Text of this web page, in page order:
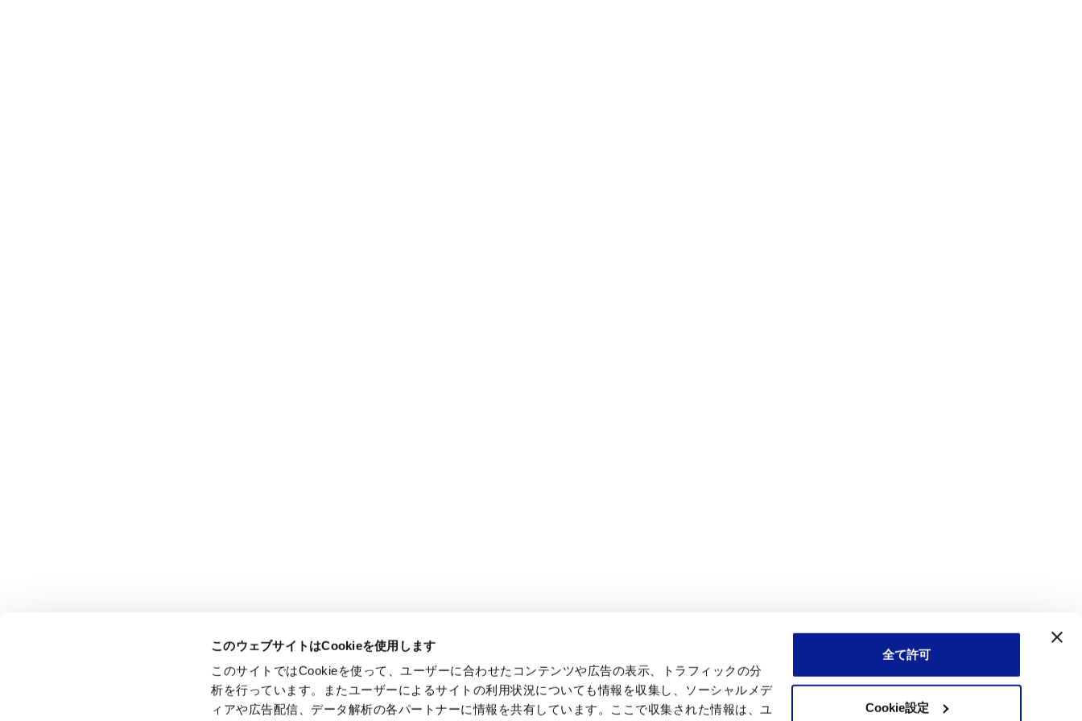
このウェブサイトはCookieを使用します
このサイトではCookieを使って、ユーザーに合わせたコンテンツや広告の表示、トラフィックの分
析を行っています。またユーザーによるサイトの利用状況についても情報を収集し、ソーシャルメデ
ィアや広告配信、データ解析の各パートナーに情報を共有しています。ここで収集された情報は、ユ
全て許可
Cookie設定